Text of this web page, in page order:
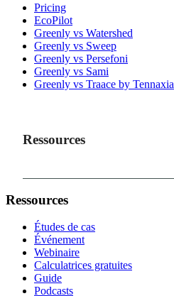
Pricing
EcoPilot
Greenly vs Watershed
Greenly vs Sweep
Greenly vs Persefoni
Greenly vs Sami
Greenly vs Traace by Tennaxia
Ressources
Ressources
Études de cas
Événement
Webinaire
Calculatrices gratuites
Guide
Podcasts